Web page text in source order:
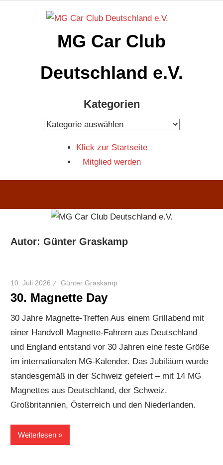
MG Car Club
Deutschland e.V.
Kategorien
Kategorien
Klick zur Startseite
Mitglied werden
Autor:Günter Graskamp
10. Juli 2026 Günter Graskamp
30. Magnette Day
30 Jahre Magnette-Treffen Aus einem Grillabend mit
einer Handvoll Magnette-Fahrern aus Deutschland
und England entstand vor 30 Jahren eine feste Größe
im internationalen MG-Kalender. Das Jubiläum wurde
standesgemäß in der Schweiz gefeiert – mit 14 MG
Magnettes aus Deutschland, der Schweiz,
Großbritannien, Österreich und den Niederlanden.
Weiterlesen